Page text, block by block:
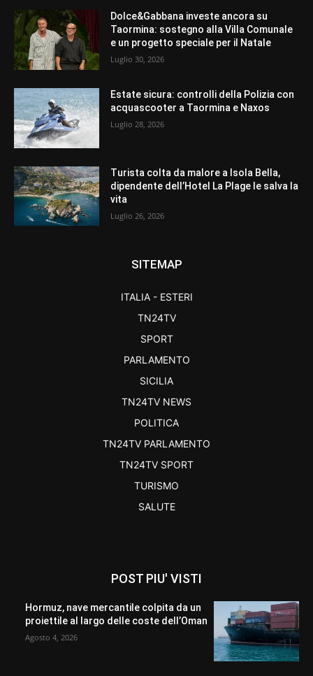
Dolce&Gabbana investe ancora su
Taormina: sostegno alla Villa Comunale
e un progetto speciale per il Natale
Luglio 30, 2026
Estate sicura: controlli della Polizia con
acquascooter a Taormina e Naxos
Luglio 28, 2026
Turista colta da malore a Isola Bella,
dipendente dell’Hotel La Plage le salva la
vita
Luglio 26, 2026
SITEMAP
ITALIA - ESTERI
TN24TV
SPORT
PARLAMENTO
SICILIA
TN24TV NEWS
POLITICA
TN24TV PARLAMENTO
TN24TV SPORT
TURISMO
SALUTE
POST PIU' VISTI
Hormuz, nave mercantile colpita da un
proiettile al largo delle coste dell’Oman
Agosto 4, 2026